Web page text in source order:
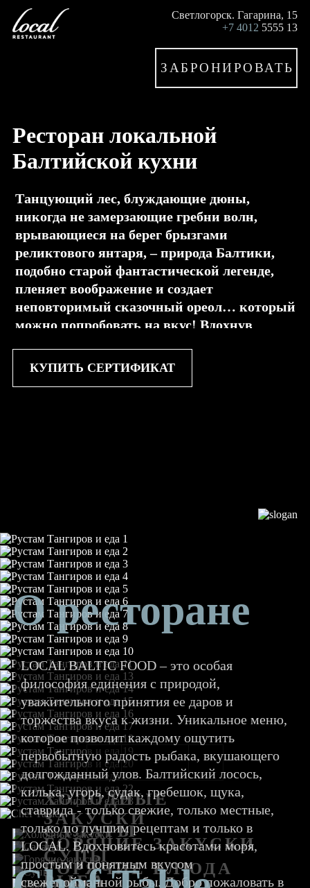
Светлогорск. Гагарина, 15
+7 4012 5555 13
ЗАБРОНИРОВАТЬ
Ресторан локальной
Балтийской кухни
Танцующий лес, блуждающие дюны,
никогда не замерзающие гребни волн,
врывающиеся на берег брызгами
реликтового янтаря, – природа Балтики,
подобно старой фантастической легенде,
пленяет воображение и создает
неповторимый сказочный ореол… который
можно попробовать на вкус! Вдохнув
сосен, впустив в грудь свежий порыв
КУПИТЬ СЕРТИФИКАТ
О ресторане
LOCAL BALTIC FOOD – это особая
философия единения с природой,
уважительного принятия ее даров и
торжества вкуса к жизни. Уникальное меню,
которое позволит каждому ощутить
первобытную радость рыбака, вкушающего
долгожданный улов. Балтийский лосось,
килька, угорь, судак, гребешок, щука,
ставрида - только свежие, только местные,
только по лучшим рецептам и только в
LOCAL. Вдохновитесь красотами моря,
простым и понятным вкусом
свежепойманной рыбы. Добро пожаловать в
ХОЛОДНЫЕ
ЗАКУСКИ
САЛАТЫ
ГОРЯЧИЕ ЗАКУСКИ
СУПЫ
ГОРЯЧИЕ БЛЮДА
РЫБА